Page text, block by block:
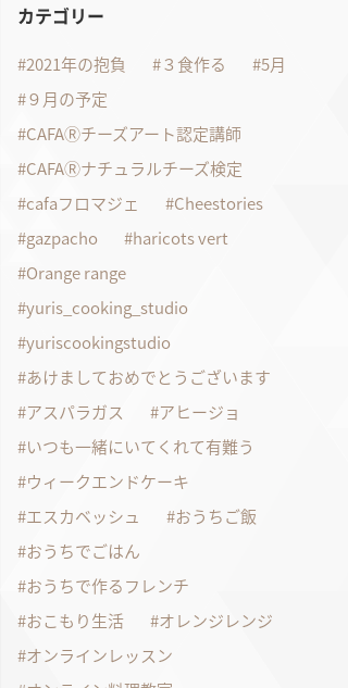
カテゴリー
2021年の抱負 ３食作る
5月
９月の予定
CAFAⓇチーズアート認定講師
CAFAⓇナチュラルチーズ検定
cafaフロマジェ
Cheestories
gazpacho
haricots vert
Orange range
yuris_cooking_studio
yuriscookingstudio
あけましておめでとうございます
アスパラガス
アヒージョ
いつも一緒にいてくれて有難う
ウィークエンドケーキ
エスカベッシュ
おうちご飯
おうちでごはん
おうちで作るフレンチ
おこもり生活
オレンジレンジ
オンラインレッスン